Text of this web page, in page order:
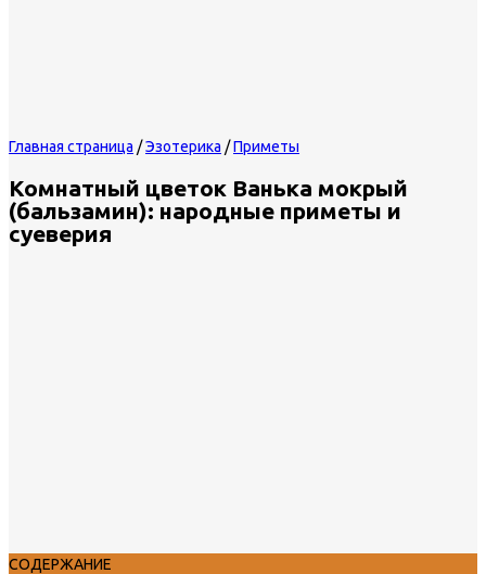
Главная страница /Эзотерика /Приметы
Комнатный цветок Ванька мокрый
(бальзамин): народные приметы и
суеверия
СОДЕРЖАНИЕ